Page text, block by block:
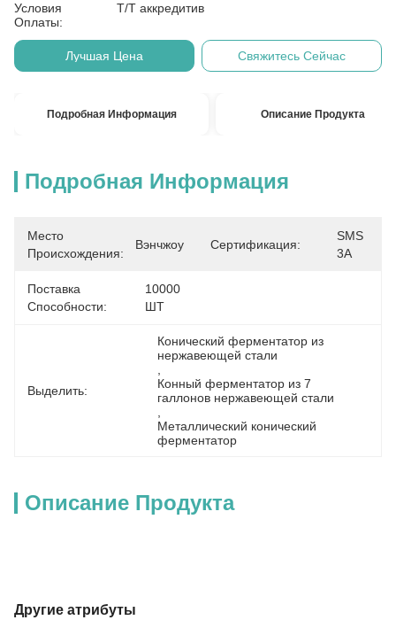
Условия
Оплаты:
Т/Т аккредитив
Лучшая Цена Свяжитесь Сейчас
Подробная Информация Описание Продукта
Подробная Информация
Место
Происхождения:
Вэнчжоу Сертификация:
SMS
3A
Поставка
Способности:
10000
ШТ
Выделить:
Конический ферментатор из
нержавеющей стали
Конный ферментатор из 7
галлонов нержавеющей стали
Металлический конический
ферментатор
Описание Продукта
Другие атрибуты